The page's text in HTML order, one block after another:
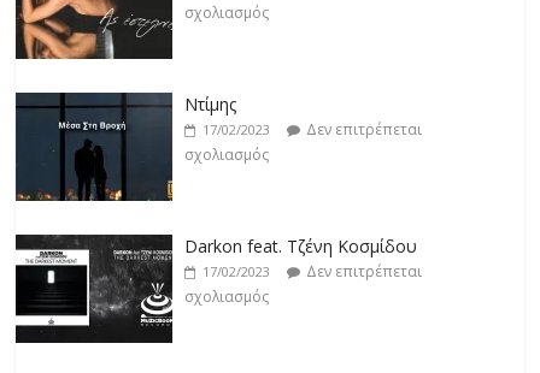
σχολιασμός
Ντίμης
17/02/2023
Δεν επιτρέπεται
σχολιασμός
Darkon feat. Τζένη Κοσμίδου
17/02/2023
Δεν επιτρέπεται
σχολιασμός